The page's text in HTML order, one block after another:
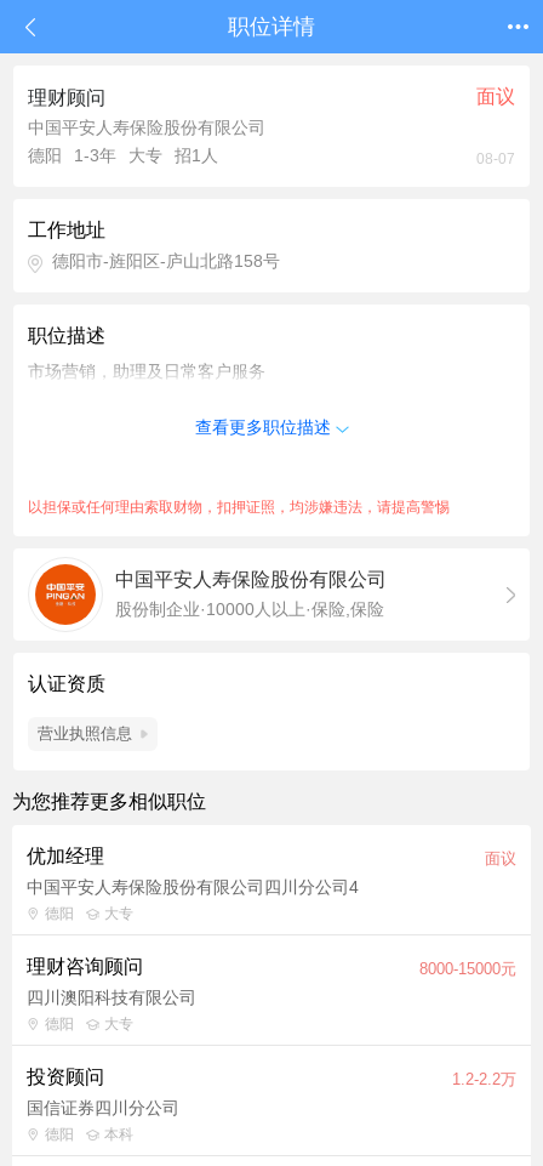
职位详情
理财顾问 面议
中国平安人寿保险股份有限公司
德阳
1-3年 大专 招1人 08-07
工作地址
德阳市-旌阳区-庐山北路158号
职位描述
市场营销，助理及日常客户服务
查看更多职位描述
以担保或任何理由索取财物，扣押证照，均涉嫌违法，请提高警惕
中国平安人寿保险股份有限公司
股份制企业·10000人以上·保险,保险
认证资质
营业执照信息
为您推荐更多相似职位
优加经理 面议
中国平安人寿保险股份有限公司四川分公司4
德阳 大专
理财咨询顾问 8000-15000元
四川澳阳科技有限公司
德阳 大专
投资顾问 1.2-2.2万
国信证券四川分公司
德阳 本科